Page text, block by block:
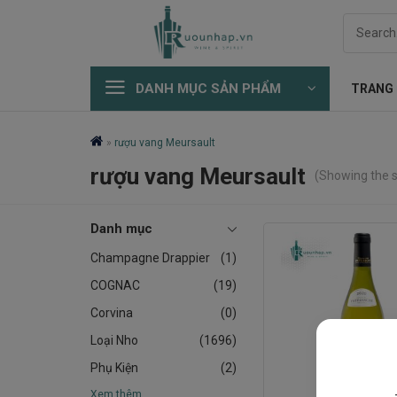
DANH MỤC SẢN PHẨM TRANG
» rượu vang Meursault
rượu vang Meursault (Showing the
Danh mục
Champagne Drappier
(1)
COGNAC
(19)
Corvina
(0)
Loại Nho
(1696)
Phụ Kiện
(2)
Xem thêm